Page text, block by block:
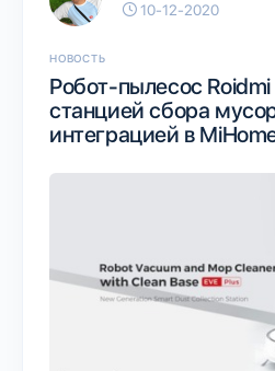
10-12-2020
НОВОСТЬ
Робот-пылесос Roidmi
станцией сбора
интеграцией в